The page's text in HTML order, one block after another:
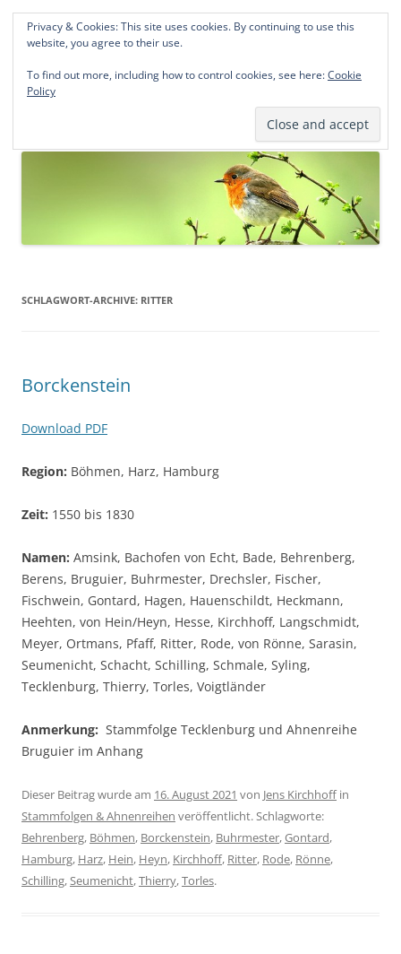
Norddeutsche Genealogien
Michael Kohlhaas und Jens Kirchhoff
springen
SCHLAGWORT-ARCHIVE: RITTER
Borckenstein
Download PDF
Region: Böhmen, Harz, Hamburg
Zeit: 1550 bis 1830
Namen: Amsink, Bachofen von Echt, Bade, Behrenberg,
Berens, Bruguier, Buhrmester, Drechsler, Fischer,
Fischwein, Gontard, Hagen, Hauenschildt, Heckmann,
Heehten, von Hein/Heyn, Hesse, Kirchhoff, Langschmidt,
Meyer, Ortmans, Pfaff, Ritter, Rode, von Rönne, Sarasin,
Seumenicht, Schacht, Schilling, Schmale, Syling,
Tecklenburg, Thierry, Torles, Voigtländer
Anmerkung: Stammfolge Tecklenburg und Ahnenreihe
Bruguier im Anhang
Dieser Beitrag wurde am 16. August 2021 von Jens Kirchhoffin
Stammfolgen & Ahnenreihen veröffentlicht. Schlagworte:
Behrenberg, Böhmen, Borckenstein, Buhrmester,Gontard,
Hamburg, Harz, Hein, Heyn, Kirchhoff, Ritter, Rode, Rönne,
Schilling,Seumenicht,Thierry,Torles.
Privacy & Cookies: This site uses cookies. By continuing to use this
website, you agree to their use.
To find out more, including how to control cookies, see here:Cookie
Policy